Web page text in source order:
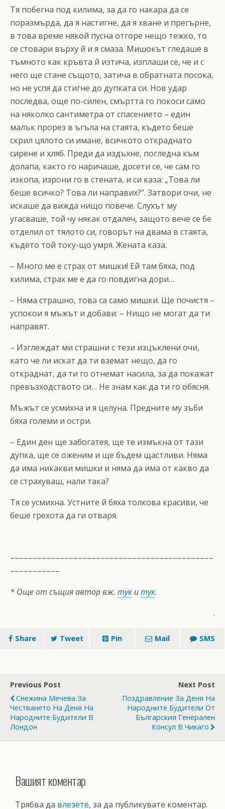
Тя побегна под килима, за да го накара да се
поразмърда, да я настигне, да я хване и прегърне,
в това време някой пусна отгоре нещо тежко, то
се стовари върху й и я смаза. Мишокът гледаше в
тъмното как кръвта й изтича, изплаши се, че и с
него ще стане същото, затича в обратната посока,
но не успя да стигне до дупката си. Нов удар
последва, още по-силен, смъртта го покоси само
на няколко сантиметра от спасението – един
малък прорез в ъгъла на стаята, където беше
скрил цялото си имане, всичкото откраднато
сирене и хляб. Преди да издъхне, погледна към
долапа, както го наричаше, досети се, че сам го
изкопа, изрони го в стената, и си каза: „Това ли
беше всичко? Това ли направих?”. Затвори очи, не
искаше да вижда нищо повече. Слухът му
угасваше, той чу някак отдалеч, защото вече се бе
отделил от тялото си, говорът на двама в стаята,
където той току-що умря. Жената каза:
– Много ме е страх от мишки! Ей там бяха, под
килима, страх ме е да го повдигна дори…
– Няма страшно, това са само мишки. Ще почистя –
успокои я мъжът и добави: – Нищо не могат да ти
направят.
– Изглеждат ми страшни с тези изцъклени очи,
като че ли искат да ти вземат нещо, да го
откраднат, да ти го отнемат насила, за да покажат
превъзходството си… Не знам как да ти го обясня.
Мъжът се усмихна и я целуна. Предните му зъби
бяха големи и остри.
– Един ден ще забогатея, ще те измъкна от тази
дупка, ще се оженим и ще бъдем щастливи. Няма
да има никакви мишки и няма да има от какво да
се страхуваш, нали така?
Тя се усмихна. Устните й бяха толкова красиви, че
беше грехота да ги отваря.
–––––––––––––––––––––––––––––––––––––––––––––
–––––––––––
* Още от същия автор вж. тук итук.
.
Share Tweet Pin Mail SMS
Previous Post
Снежина Мечева За
Честването На Деня На
Народните Будители В
Лондон
Next Post
Поздравление За Деня На
Народните Будители От
Българския Генерален
Консул В Чикаго
Вашият коментар
Трябва да влезете, за да публикувате коментар.